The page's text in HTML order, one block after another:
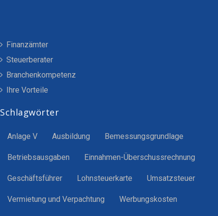
Finanzämter
Steuerberater
Branchenkompetenz
Ihre Vorteile
Schlagwörter
Anlage V Ausbildung Bemessungsgrundlage
Betriebsausgaben Einnahmen-Überschussrechnung
Geschäftsführer Lohnsteuerkarte Umsatzsteuer
Vermietung und Verpachtung Werbungskosten